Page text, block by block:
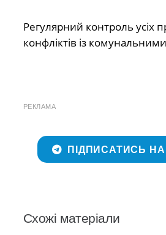
Регулярний контроль усіх
конфліктів із
РЕКЛАМА
ПІДПИСАТИСЬ НА
Схожі матеріали